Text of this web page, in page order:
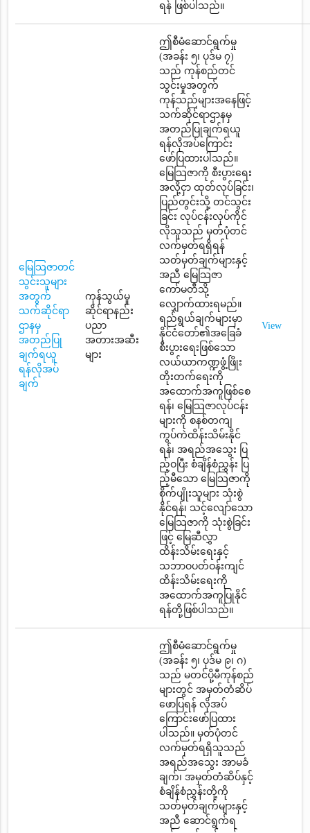
ရန် ဖြစ်ပါသည်။
မြေသြဇာတင်
သွင်းသူများ
အတွက်
သက်ဆိုင်ရာ
ဌာနမှ
အတည်ပြု
ချက်ရယူ
ရန်လိုအပ်
ချက်
ကုန်သွယ်မှု
ဆိုင်ရာနည်း
ပညာ
အတားအဆီး
များ
ဤစီမံဆောင်ရွက်မှု
(အခန်း ၅၊ ပုဒ်မ ၇)
သည် ကုန်စည်တင်
သွင်းမှုအတွက်
ကုန်သည်များအနေဖြင့်
သက်ဆိုင်ရာဌာနမှ
အတည်ပြုချက်ရယူ
ရန်လိုအပ်ကြောင်း
ဖော်ပြထားပါသည်။
မြေသြဇာကို စီးပွားရေး
အလို့ငှာ ထုတ်လုပ်ခြင်း၊
ပြည်တွင်းသို့ တင်သွင်း
ခြင်း လုပ်ငန်းလုပ်ကိုင်
လိုသူသည် မှတ်ပုံတင်
လက်မှတ်ရရှိရန်
သတ်မှတ်ချက်များနှင့်
အညီ မြေသြဇာ
ကော်မတီသို့
လျှောက်ထားရမည်။
ရည်ရွယ်ချက်များမှာ
နိုင်ငံတော်၏အခြေခံ
စီးပွားရေးဖြစ်သော
လယ်ယာကဏ္ဍဖွံ့ဖြိုး
တိုးတက်ရေးကို
အထောက်အကူဖြစ်စေ
ရန်၊ မြေသြဇာလုပ်ငန်း
များကို စနစ်တကျ
ကွပ်ကဲထိန်းသိမ်းနိုင်
ရန်၊ အရည်အသွေး ပြ
ည့်ဝပြီး စံချိန်စံညွှန်း ပြ
ည့်မီသော မြေသြဇာကို
စိုက်ပျိုးသူများ သုံးစွဲ
နိုင်ရန်၊ သင့်လျော်သော
မြေသြဇာကို သုံးစွဲခြင်း
ဖြင့် မြေဆီလွှာ
ထိန်းသိမ်းရေးနှင့်
သဘာဝပတ်ဝန်းကျင်
ထိန်းသိမ်းရေးကို
အထောက်အကူပြုနိုင်
ရန်တို့ဖြစ်ပါသည်။
View
ဤစီမံဆောင်ရွက်မှု
(အခန်း ၅၊ ပုဒ်မ ၉၊ ဂ)
သည် မတင်ပို့မီကုန်စည်
များတွင် အမှတ်တံဆိပ်
ဖောပြရန် လိုအပ်
ကြောင်းဖော်ပြထား
ပါသည်။ မှတ်ပုံတင်
လက်မှတ်ရရှိသူသည်
အရည်အသွေး အာမခံ
ချက်၊ အမှတ်တံဆိပ်နှင့်
စံချိန်စံညွှန်းတို့ကို
သတ်မှတ်ချက်များနှင့်
အညီ ဆောင်ရွက်ရ